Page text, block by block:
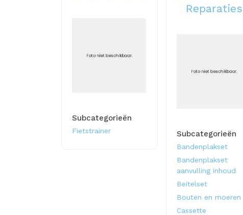
Subcategorieën
Fietstrainer
Reparaties
Subcategorieën
Bandenplakset
Bandenplakset
aanvulling inhoud
Beitelset
Bouten en moeren
Cassette